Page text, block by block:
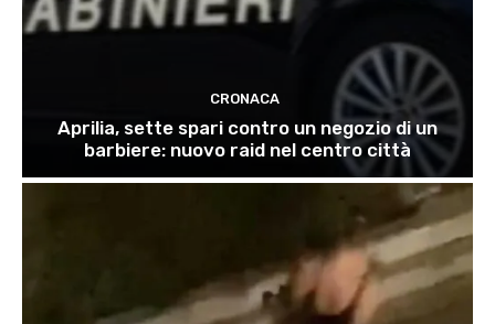
CRONACA
Aprilia, sette spari contro un negozio di un
barbiere: nuovo raid nel centro città